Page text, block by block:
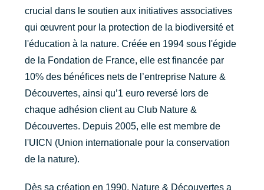
crucial dans le soutien aux initiatives associatives
qui œuvrent pour la protection de la biodiversité et
l'éducation à la nature. Créée en 1994 sous l'égide
de la Fondation de France, elle est financée par
10% des bénéfices nets de l’entreprise Nature &
Découvertes, ainsi qu’1 euro reversé lors de
chaque adhésion client au Club Nature &
Découvertes. Depuis 2005, elle est membre de
l'UICN (Union internationale pour la conservation
de la nature).
Dès sa création en 1990, Nature & Découvertes a